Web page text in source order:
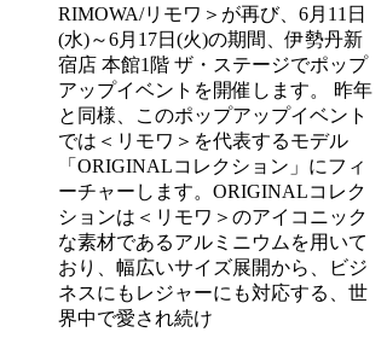
RIMOWA/リモワ＞が再び、6月11日
(水)～6月17日(火)の期間、伊勢丹新
宿店 本館1階 ザ・ステージでポップ
アップイベントを開催します。 昨年
と同様、このポップアップイベント
では＜リモワ＞を代表するモデル
「ORIGINALコレクション」にフィ
ーチャーします。ORIGINALコレク
ションは＜リモワ＞のアイコニック
な素材であるアルミニウムを用いて
おり、幅広いサイズ展開から、ビジ
ネスにもレジャーにも対応する、世
界中で愛され続け